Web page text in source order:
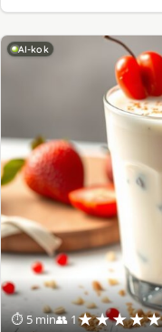
AI-kok
⏱ 5 min👥 1★★★★★